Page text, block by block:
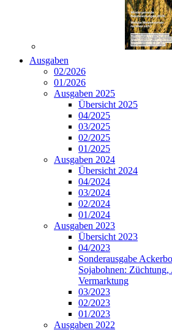
Ausgaben
02/2026
01/2026
Ausgaben 2025
Übersicht 2025
04/2025
03/2025
02/2025
01/2025
Ausgaben 2024
Übersicht 2024
04/2024
03/2024
02/2024
01/2024
Ausgaben 2023
Übersicht 2023
04/2023
Sonderausgabe
Sojabohnen:
Vermarktung
03/2023
02/2023
01/2023
Ausgaben 2022